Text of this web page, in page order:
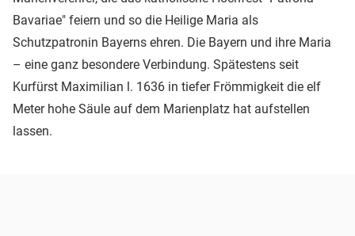
Bavariae" feiern und so die Heilige Maria als
Schutzpatronin Bayerns ehren. Die Bayern und ihre Maria
– eine ganz besondere Verbindung. Spätestens seit
Kurfürst Maximilian l. 1636 in tiefer Frömmigkeit die elf
Meter hohe Säule auf dem Marienplatz hat aufstellen
lassen.